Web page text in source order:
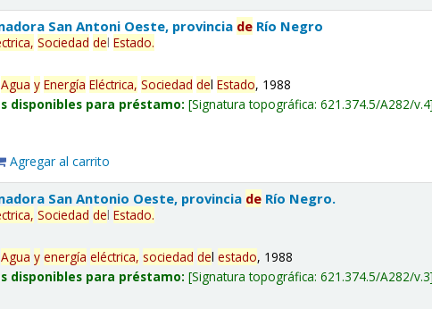
San Antoni Oeste, provincia de Río Negro
Sociedad delEstado.
Agua y Energía Eléctrica, Sociedad delEstado, 1988
disponibles para préstamo: Signatura topográfica:621.374.5/A282/v.4
Agregar al carrito
San Antonio Oeste, provincia de Río Negro.
Sociedad delEstado.
Agua y energía eléctrica, sociedad delestado, 1988
disponibles para préstamo: Signatura topográfica:621.374.5/A282/v.3